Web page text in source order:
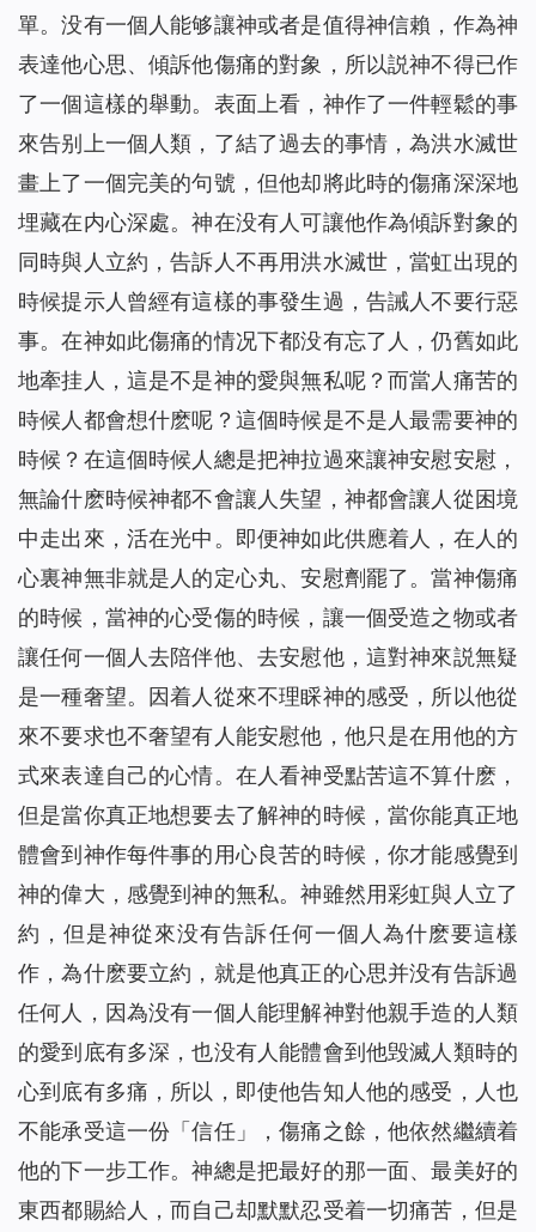
單。没有一個人能够讓神或者是值得神信賴，作為神
表達他心思、傾訴他傷痛的對象，所以説神不得已作
了一個這樣的舉動。表面上看，神作了一件輕鬆的事
來告别上一個人類，了結了過去的事情，為洪水滅世
畫上了一個完美的句號，但他却將此時的傷痛深深地
埋藏在内心深處。神在没有人可讓他作為傾訴對象的
同時與人立約，告訴人不再用洪水滅世，當虹出現的
時候提示人曾經有這樣的事發生過，告誡人不要行惡
事。在神如此傷痛的情况下都没有忘了人，仍舊如此
地牽挂人，這是不是神的愛與無私呢？而當人痛苦的
時候人都會想什麽呢？這個時候是不是人最需要神的
時候？在這個時候人總是把神拉過來讓神安慰安慰，
無論什麽時候神都不會讓人失望，神都會讓人從困境
中走出來，活在光中。即便神如此供應着人，在人的
心裏神無非就是人的定心丸、安慰劑罷了。當神傷痛
的時候，當神的心受傷的時候，讓一個受造之物或者
讓任何一個人去陪伴他、去安慰他，這對神來説無疑
是一種奢望。因着人從來不理睬神的感受，所以他從
來不要求也不奢望有人能安慰他，他只是在用他的方
式來表達自己的心情。在人看神受點苦這不算什麽，
但是當你真正地想要去了解神的時候，當你能真正地
體會到神作每件事的用心良苦的時候，你才能感覺到
神的偉大，感覺到神的無私。神雖然用彩虹與人立了
約，但是神從來没有告訴任何一個人為什麽要這樣
作，為什麽要立約，就是他真正的心思并没有告訴過
任何人，因為没有一個人能理解神對他親手造的人類
的愛到底有多深，也没有人能體會到他毁滅人類時的
心到底有多痛，所以，即使他告知人他的感受，人也
不能承受這一份「信任」，傷痛之餘，他依然繼續着
他的下一步工作。神總是把最好的那一面、最美好的
東西都賜給人，而自己却默默忍受着一切痛苦，但是